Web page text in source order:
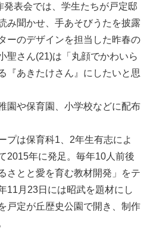
表会では、学生たちが戸定邸
み聞かせ、手あそびうたを披露
ーのデザインを担当した昨春の
聖さん(21)は「丸顔でかわいら
『あきたけさん』にしたいと思
園や保育園、小学校などに配布
は保育科1、2年生有志によ
2015年に発足。毎年10人前後
さとと愛を育む教材開発」をテ
11月23日には昭武を題材にし
戸定が丘歴史公園で開き、制作